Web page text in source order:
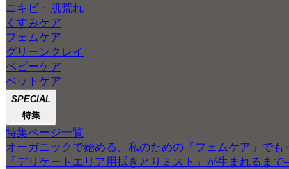
ニキビ・肌荒れ
くすみケア
フェムケア
グリーンクレイ
ベビーケア
ペットケア
SPECIAL
特集
特集ページ一覧
オーガニックで始める、私のための「フェムケア」でも
「デリケートエリア用拭きとりミスト」が生まれるま